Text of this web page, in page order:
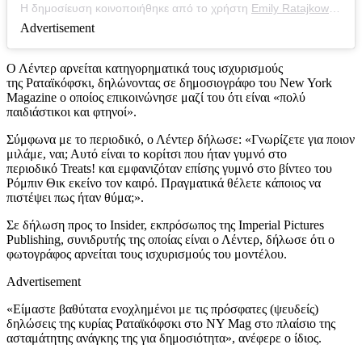
Η δημοσίευση κοινοποιήθηκε από το χρήστη Emily Ratajkowski
Advertisement
Ο Λέντερ αρνείται κατηγορηματικά τους ισχυρισμούς
της Ραταϊκόφσκι, δηλώνοντας σε δημοσιογράφο του New York
Magazine ο οποίος επικοινώνησε μαζί του ότι είναι «πολύ
παιδιάστικοι και φτηνοί».
Σύμφωνα με το περιοδικό, ο Λέντερ δήλωσε: «Γνωρίζετε για ποιον
μιλάμε, ναι; Αυτό είναι το κορίτσι που ήταν γυμνό στο
περιοδικό Treats! και εμφανιζόταν επίσης γυμνό στο βίντεο του
Ρόμπιν Θικ εκείνο τον καιρό. Πραγματικά θέλετε κάποιος να
πιστέψει πως ήταν θύμα;».
Σε δήλωση προς το Insider, εκπρόσωπος της Imperial Pictures
Publishing, συνιδρυτής της οποίας είναι ο Λέντερ, δήλωσε ότι ο
φωτογράφος αρνείται τους ισχυρισμούς του μοντέλου.
Advertisement
«Είμαστε βαθύτατα ενοχλημένοι με τις πρόσφατες (ψευδείς)
δηλώσεις της κυρίας Ραταϊκόφσκι στο NY Mag στο πλαίσιο της
ασταμάτητης ανάγκης της για δημοσιότητα», ανέφερε ο ίδιος.